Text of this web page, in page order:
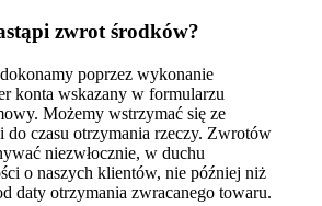
zwrot środków?
poprzez wykonanie
konta wskazany w formularzu
Możemy wstrzymać się ze
do czasu otrzymania rzeczy. Zwrotów
niezwłocznie, w duchu
o naszych klientów, nie później niż
daty otrzymania zwracanego towaru.